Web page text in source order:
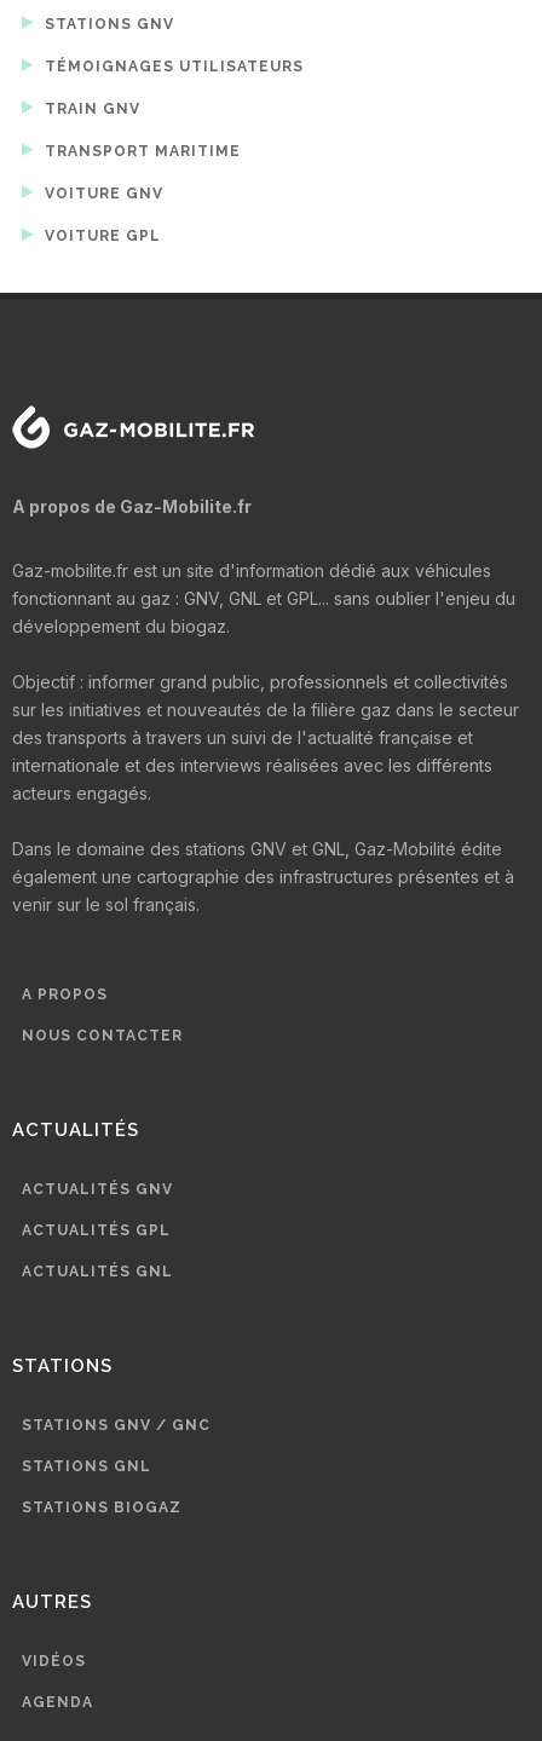
STATIONS GNV
TÉMOIGNAGES UTILISATEURS
TRAIN GNV
TRANSPORT MARITIME
VOITURE GNV
VOITURE GPL
A propos de Gaz-Mobilite.fr
Gaz-mobilite.fr est un site d'information dédié aux véhicules
fonctionnant au gaz : GNV, GNL et GPL... sans oublier l'enjeu du
développement du biogaz.
Objectif : informer grand public, professionnels et collectivités
sur les initiatives et nouveautés de la filière gaz dans le secteur
des transports à travers un suivi de l'actualité française et
internationale et des interviews réalisées avec les différents
acteurs engagés.
Dans le domaine des stations GNV et GNL, Gaz-Mobilité édite
également une cartographie des infrastructures présentes et à
venir sur le sol français.
A PROPOS
NOUS CONTACTER
ACTUALITÉS
ACTUALITÉS GNV
ACTUALITÉS GPL
ACTUALITÉS GNL
STATIONS
STATIONS GNV / GNC
STATIONS GNL
STATIONS BIOGAZ
AUTRES
VIDÉOS
AGENDA